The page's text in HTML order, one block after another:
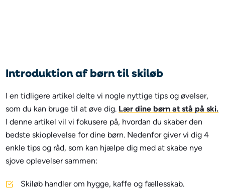
Introduktion af børn til skiløb
I en tidligere artikel delte vi nogle nyttige tips og øvelser,
som du kan bruge til at øve dig. Lær dine børn at stå på ski.
I denne artikel vil vi fokusere på, hvordan du skaber den
bedste skioplevelse for dine børn. Nedenfor giver vi dig 4
enkle tips og råd, som kan hjælpe dig med at skabe nye
sjove oplevelser sammen:
Skiløb handler om hygge, kaffe og fællesskab.